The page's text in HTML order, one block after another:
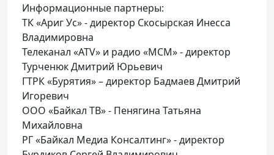
Информационные партнеры:
ТК «Ариг Ус» - директор Скосырская Инесса
Владимировна
Телеканал «ATV» и радио «МСМ» - директор
Турченюк Дмитрий Юрьевич
ГТРК «Бурятия» – директор Бадмаев Дмитрий
Игоревич
ООО «Байкал ТВ» - Пенягина Татьяна
Михайловна
РГ «Байкал Медиа Консалтинг» - директор